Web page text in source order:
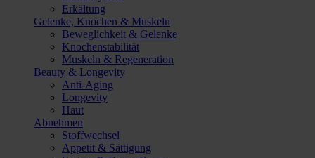
Erkältung
Gelenke, Knochen & Muskeln
Beweglichkeit & Gelenke
Knochenstabilität
Muskeln & Regeneration
Beauty & Longevity
Anti-Aging
Longevity
Haut
Abnehmen
Stoffwechsel
Appetit & Sättigung